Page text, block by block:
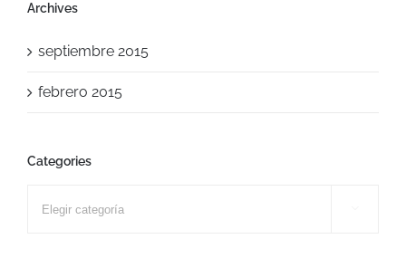
Archives
septiembre 2015
febrero 2015
Categories